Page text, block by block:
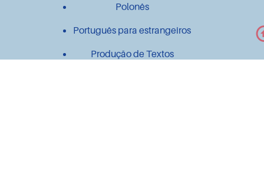
Polonês
Português para estrangeiros
Produção de Textos